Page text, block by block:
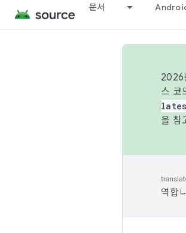
문서
2026
스 코
을 참
역합